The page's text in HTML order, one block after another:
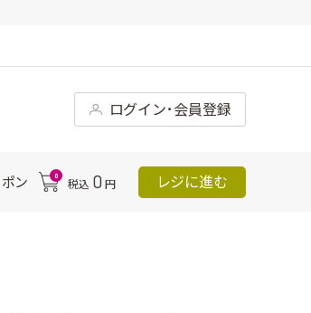
ログイン･会員登録
ン 0
税込 0 円 レジに進む